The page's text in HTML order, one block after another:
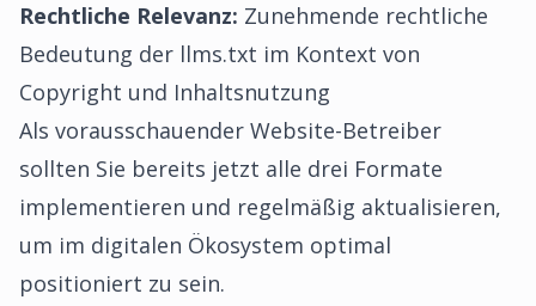
Rechtliche Relevanz: Zunehmende rechtliche
Bedeutung der llms.txt im Kontext von
Copyright und Inhaltsnutzung
Als vorausschauender Website-Betreiber
sollten Sie bereits jetzt alle drei Formate
implementieren und regelmäßig aktualisieren,
um im digitalen Ökosystem optimal
positioniert zu sein.